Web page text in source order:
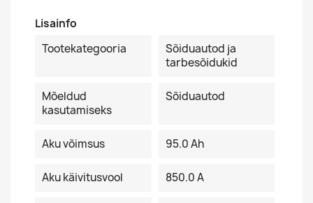
Lisainfo
Tootekategooria
Sõiduautod ja
tarbesõidukid
Mõeldud
kasutamiseks
Sõiduautod
Aku võimsus 95.0 Ah
Aku käivitusvool 850.0 A